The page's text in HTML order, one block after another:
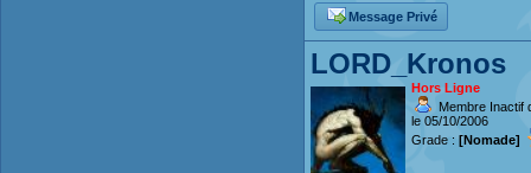
Message Privé
LORD_Kronos
Hors Ligne
Membre Inactif
le 05/10/2006
Grade : [Nomade]